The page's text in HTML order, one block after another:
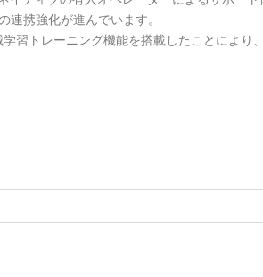
携強化が進んでいます。
習トレーニング機能を搭載したことにより